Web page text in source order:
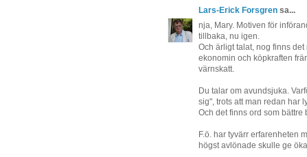
Lars-Erick Forsgren sa...
nja, Mary. Motiven för
tillbaka, nu igen.
Och ärligt talat, nog finns
ekonomin och köpkraften
värnskatt.
Du talar om avundsjuka.
sig", trots att man redan har
Och det finns ord som bättre
F.ö. har tyvärr erfarenheten
högst avlönade skulle ge